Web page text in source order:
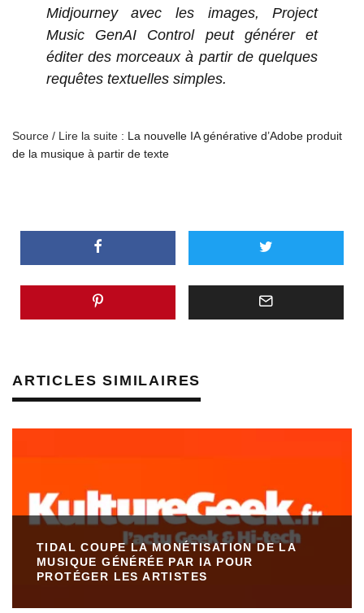
Midjourney avec les images, Project
Music GenAI Control peut générer et
éditer des morceaux à partir de quelques
requêtes textuelles simples.
Source / Lire la suite : La nouvelle IA générative d’Adobe produit
de la musique à partir de texte
ARTICLES SIMILAIRES
TIDAL COUPE LA MONÉTISATION DE LA
MUSIQUE GÉNÉRÉE PAR IA POUR
PROTÉGER LES ARTISTES